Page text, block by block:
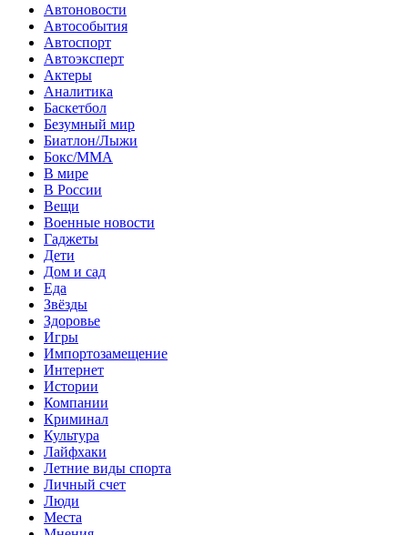
Автоновости
Автособытия
Автоспорт
Автоэксперт
Актеры
Аналитика
Баскетбол
Безумный мир
Биатлон/Лыжи
Бокс/MMA
В мире
В России
Вещи
Военные новости
Гаджеты
Дети
Дом и сад
Еда
Звёзды
Здоровье
Игры
Импортозамещение
Интернет
Истории
Компании
Криминал
Культура
Лайфхаки
Летние виды спорта
Личный счет
Люди
Места